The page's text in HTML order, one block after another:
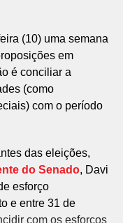
(10) uma semana
em
é conciliar a
(como
com o período
das eleições,
do Senado, Davi
esforço
e entre 31 de
com os esforços